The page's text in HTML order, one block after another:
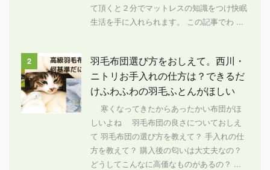
て頂くと２分でマットレスの知識をつけ快眠
生活を手に入れられます。 この記事でわ ...
2
羽毛布団選び方をおしえて。西川・
ニトリお手入れの仕方は？できるだ
けふわふわの羽毛ふとんがほしい
寒くなってきたからあったかい布団がほ
しいよね 羽毛布団の良さについておしえ
て 羽毛布団の選び方を教えて？ 手入れの仕
方を教えて？ 購入後の匂いは大丈夫なの？
どうしてこんなに高価なものがあるの？ ...